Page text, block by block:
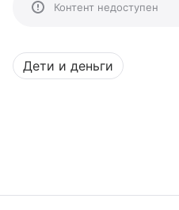
Контент недоступен
Дети и деньги